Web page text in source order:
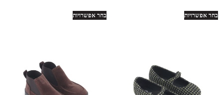
בחר אפשרויות בחר אפשרויות